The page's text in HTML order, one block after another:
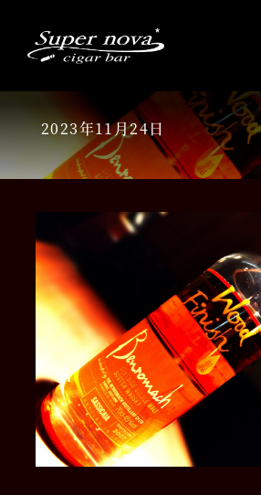
content
ウイスキー・ラムの銘酒
お知らせ
アクセス店舗案内
2023年11月24日